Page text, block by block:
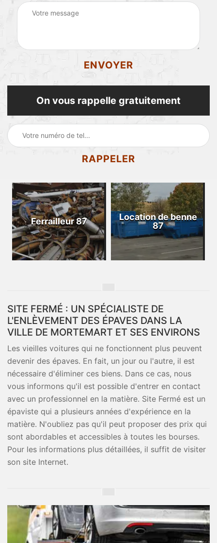
On vous rappelle gratuitement
Ferrailleur 87
Location de benne
87
SITE FERMÉ : UN SPÉCIALISTE DE
L'ENLÈVEMENT DES ÉPAVES DANS LA
VILLE DE MORTEMART ET SES ENVIRONS
Les vieilles voitures qui ne fonctionnent plus peuvent
devenir des épaves. En fait, un jour ou l'autre, il est
nécessaire d'éliminer ces biens. Dans ce cas, nous
vous informons qu'il est possible d'entrer en contact
avec un professionnel en la matière. Site Fermé est un
épaviste qui a plusieurs années d'expérience en la
matière. N'oubliez pas qu'il peut proposer des prix qui
sont abordables et accessibles à toutes les bourses.
Pour les informations plus détaillées, il suffit de visiter
son site Internet.